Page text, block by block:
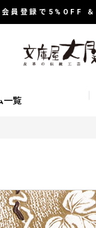
会員登録で 5%OFF ＆
一覧